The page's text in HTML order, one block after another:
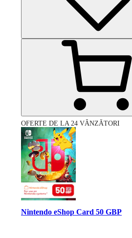
OFERTE DE LA 24 VÂNZĂTORI
Nintendo eShop Card 50 GBP